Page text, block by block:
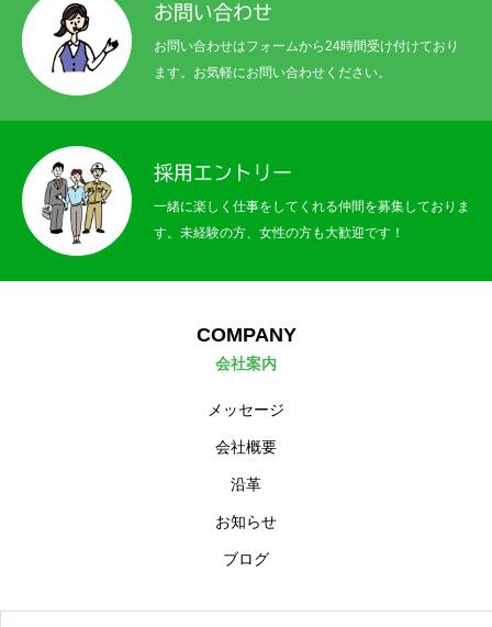
トップページ
お問い合わせ
お問い合わせはフォームから24時間受け付けており
ます。お気軽にお問い合わせください。
採用エントリー
一緒に楽しく仕事をしてくれる仲間を募集しておりま
す。未経験の方、女性の方も大歓迎です！
COMPANY
会社案内
メッセージ
会社概要
沿革
お知らせ
ブログ